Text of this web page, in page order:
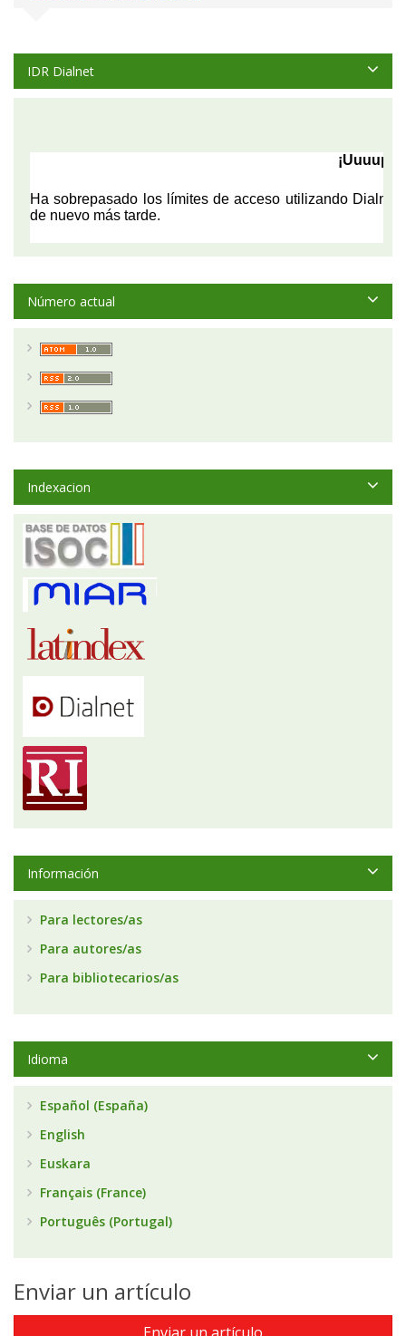
IDR Dialnet
Número actual
Indexacion
Información
Para lectores/as
Para autores/as
Para bibliotecarios/as
Idioma
Español (España)
English
Euskara
Français (France)
Português (Portugal)
Enviar un artículo